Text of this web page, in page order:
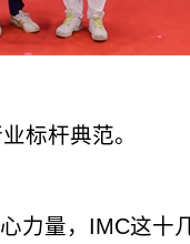
标杆典范。
力量，IMC这十